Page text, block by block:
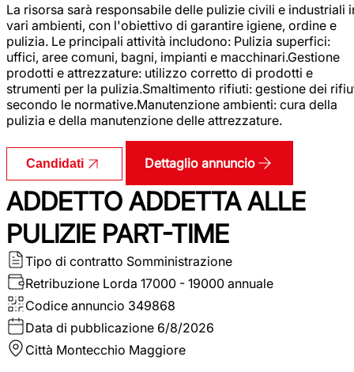
La risorsa sarà responsabile delle pulizie civili e industriali
vari ambienti, con l'obiettivo di garantire igiene, ordine e
pulizia. Le principali attività includono: Pulizia superfici:
uffici, aree comuni, bagni, impianti e macchinari.Gestione
prodotti e attrezzature: utilizzo corretto di prodotti e
strumenti per la pulizia.Smaltimento rifiuti: gestione dei
secondo le normative.Manutenzione ambienti: cura della
pulizia e della manutenzione delle attrezzature.
Candidati Dettaglio annuncio
ADDETTO ADDETTA ALLE
PULIZIE PART-TIME
Tipo di contratto Somministrazione
Retribuzione Lorda 17000 - 19000 annuale
Codice annuncio 349868
Data di pubblicazione 6/8/2026
Città Montecchio Maggiore